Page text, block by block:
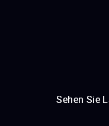
Sehen Sie